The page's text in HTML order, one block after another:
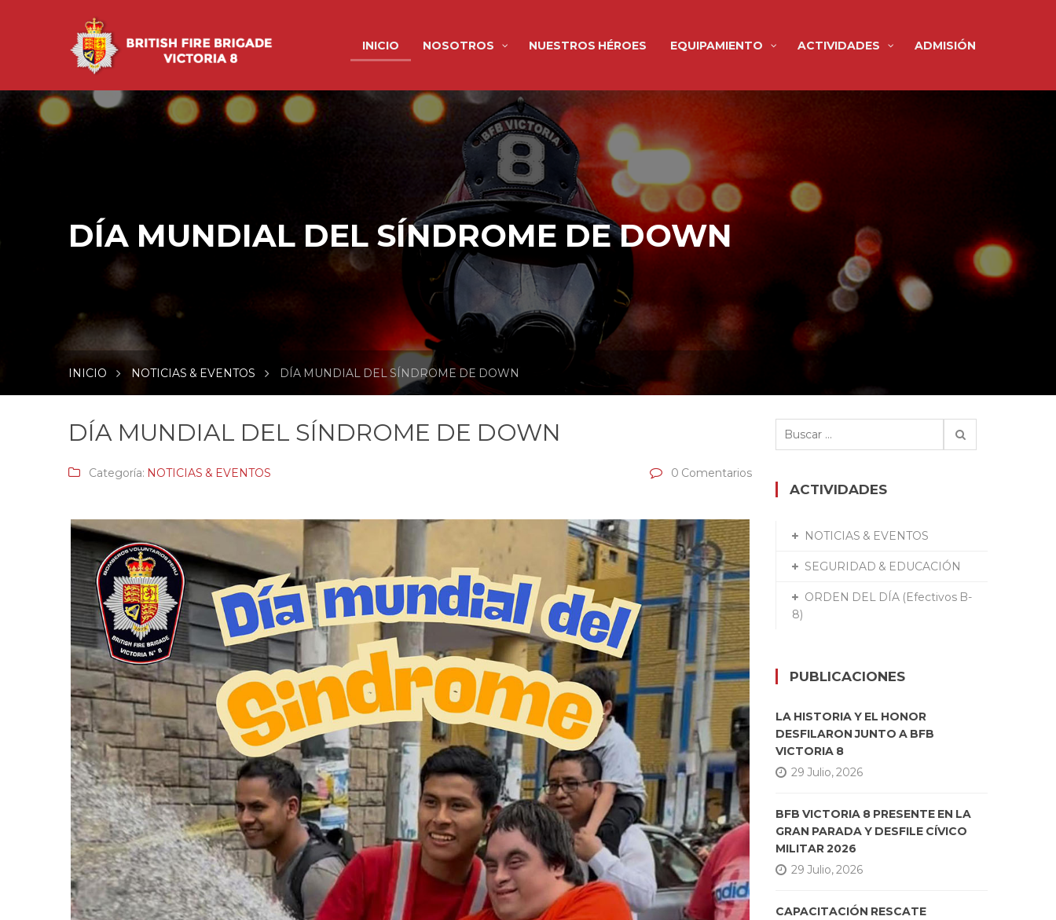
INICIO NOSOTROS NUESTROS HÉROES EQUIPAMIENTO ACTIVIDADES ADMISIÓN
DÍA MUNDIAL DEL SÍNDROME DE DOWN
INICIO NOTICIAS & EVENTOS DÍA MUNDIAL DEL SÍNDROME DE DOWN
DÍA MUNDIAL DEL SÍNDROME DE DOWN
Categoría: NOTICIAS & EVENTOS 0 Comentarios
Buscar:
ACTIVIDADES
NOTICIAS & EVENTOS
SEGURIDAD & EDUCACIÓN
ORDEN DEL DÍA (Efectivos B-
8)
PUBLICACIONES
LA HISTORIA Y EL HONOR
DESFILARON JUNTO A BFB
VICTORIA 8
29 Julio, 2026
BFB VICTORIA 8 PRESENTE EN LA
GRAN PARADA Y DESFILE CÍVICO
MILITAR 2026
29 Julio, 2026
CAPACITACIÓN RESCATE